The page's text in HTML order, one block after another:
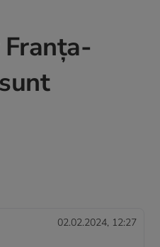
02.02.2024, 12:27